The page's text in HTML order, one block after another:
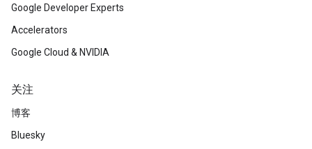
Google Developer Experts
Accelerators
Google Cloud & NVIDIA
关注
博客
Bluesky